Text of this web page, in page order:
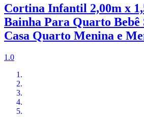
Cortina Infantil 2,00m x
Bainha Para Quarto
Casa Quarto Menina e
1.0